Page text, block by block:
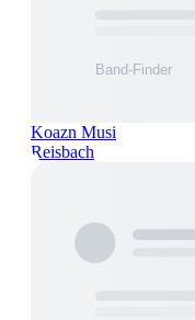
Koazn Musi
Reisbach